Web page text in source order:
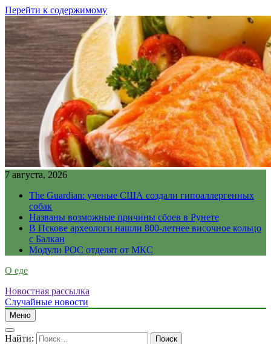
Перейти к содержимому
7 августа, 2026
The Guardian: ученые США создали гипоаллергенных
собак
Названы возможные причины сбоев в Рунете
В Пскове археологи нашли 800-летнее височное кольцо
с Балкан
Модули РОС отделят от МКС
О еде
Новостная рассылка
Случайные новости
Меню
Найти: